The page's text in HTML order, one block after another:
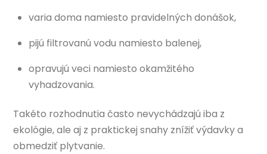
varia doma namiesto pravidelných donášok,
pijú filtrovanú vodu namiesto balenej,
opravujú veci namiesto okamžitého
vyhadzovania.
Takéto rozhodnutia často nevychádzajú iba z
ekológie, ale aj z praktickej snahy znížiť výdavky a
obmedziť plytvanie.